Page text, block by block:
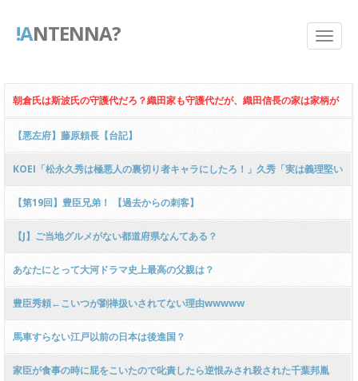
!ANTENNA?
朝倉氏は斯波氏の守護代だろ？織田家も守護代だが、織田信長の家は家柄が
悪かった。
【悪左府】藤原頼長【台記】
KOEI「松永久秀は極悪人の裏切り者キャラにしたろ！」久秀「実は義理堅い
忠臣でした」
【第19回】豊臣兄弟！ 【過去からの刺客】
【J】ご当地グルメがない都道府県なんてある？
あなたにとって大河ドラマ史上最高の父親は？
豊臣秀頼←こいつが劉禅扱いされてない理由wwwww
馬車すらない江戸以前の日本は後進国？
家臣が食事の時に屁をこいたので叱責したら逆恨みされ殺された千葉邦胤